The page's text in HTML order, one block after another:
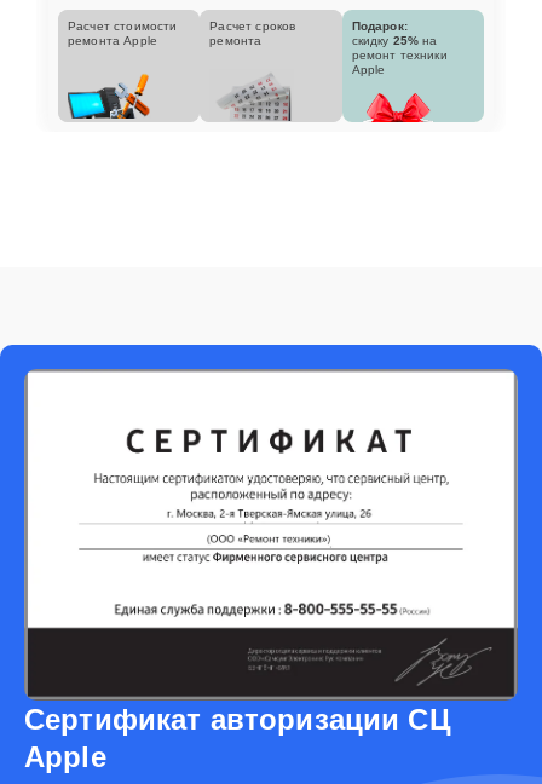
Расчет стоимости
ремонта Apple
Расчет сроков
ремонта
Подарок:
скидку 25% на
ремонт техники
Apple
Сертификат авторизации СЦ
Apple